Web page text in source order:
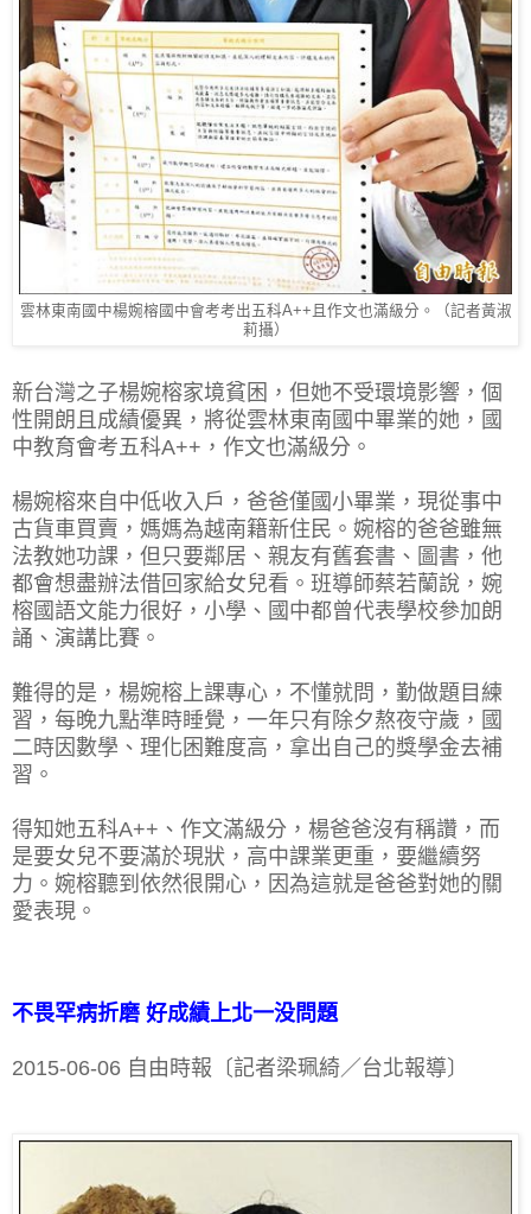
雲林東南國中楊婉榕國中會考考出五科A++且作文也滿級分。（記者黃淑
莉攝）
新台灣之子楊婉榕家境貧困，但她不受環境影響，個
性開朗且成績優異，將從雲林東南國中畢業的她，國
中教育會考五科A++，作文也滿級分。
楊婉榕來自中低收入戶，爸爸僅國小畢業，現從事中
古貨車買賣，媽媽為越南籍新住民。婉榕的爸爸雖無
法教她功課，但只要鄰居、親友有舊套書、圖書，他
都會想盡辦法借回家給女兒看。班導師蔡若蘭說，婉
榕國語文能力很好，小學、國中都曾代表學校參加朗
誦、演講比賽。
難得的是，楊婉榕上課專心，不懂就問，勤做題目練
習，每晚九點準時睡覺，一年只有除夕熬夜守歲，國
二時因數學、理化困難度高，拿出自己的獎學金去補
習。
得知她五科A++、作文滿級分，楊爸爸沒有稱讚，而
是要女兒不要滿於現狀，高中課業更重，要繼續努
力。婉榕聽到依然很開心，因為這就是爸爸對她的關
愛表現。
不畏罕病折磨 好成績上北一没問題
2015-06-06 自由時報〔記者梁珮綺／台北報導〕